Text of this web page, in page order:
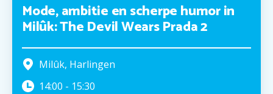
Mode, ambitie en scherpe humor in
Milûk: The Devil Wears Prada 2
Milûk, Harlingen
14:00 - 15:30